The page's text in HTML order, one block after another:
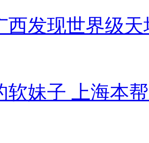
西发现世界级
软妹子 上海本